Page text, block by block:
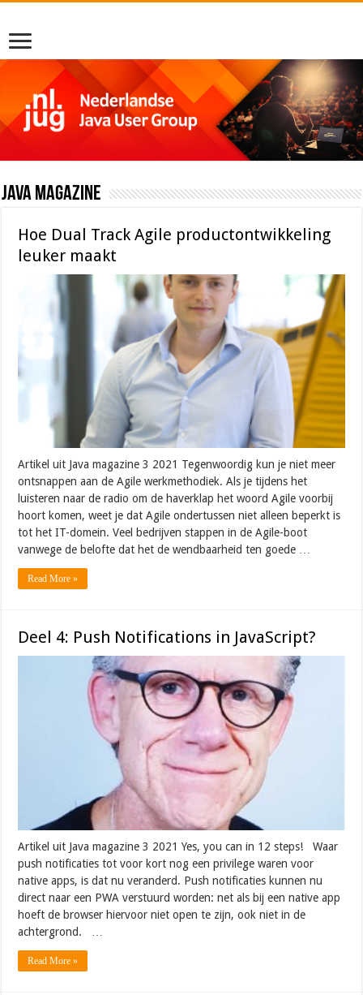
Java Magazine
Hoe Dual Track Agile productontwikkeling
leuker maakt
Artikel uit Java magazine 3 2021 Tegenwoordig kun je niet meer
ontsnappen aan de Agile werkmethodiek. Als je tijdens het
luisteren naar de radio om de haverklap het woord Agile voorbij
hoort komen, weet je dat Agile ondertussen niet alleen beperkt is
tot het IT-domein. Veel bedrijven stappen in de Agile-boot
vanwege de belofte dat het de wendbaarheid ten goede …
Read More »
Deel 4: Push Notifications in JavaScript?
Artikel uit Java magazine 3 2021 Yes, you can in 12 steps! Waar
push notificaties tot voor kort nog een privilege waren voor
native apps, is dat nu veranderd. Push notificaties kunnen nu
direct naar een PWA verstuurd worden: net als bij een native app
hoeft de browser hiervoor niet open te zijn, ook niet in de
achtergrond. …
Read More »